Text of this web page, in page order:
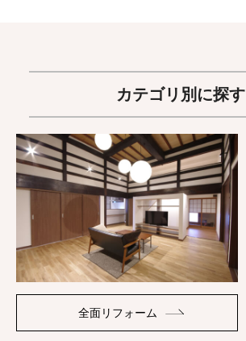
カテゴリ別に探す
全面リフォーム